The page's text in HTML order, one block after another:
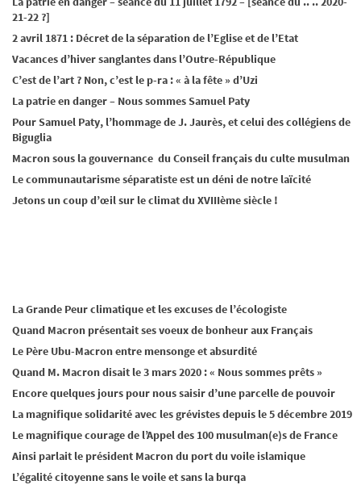
21-22 ?]
2 avril 1871 : Décret de la séparation de l’Eglise et de l’Etat
Vacances d’hiver sanglantes dans l’Outre-République
C’est de l’art ? Non, c’est le p-ra : « à la fête » d’Uzi
La patrie en danger – Nous sommes Samuel Paty
Pour Samuel Paty, l’hommage de J. Jaurès, et celui des collégiens de
Biguglia
Macron sous la gouvernance du Conseil français du culte musulman
Le communautarisme séparatiste est un déni de notre laïcité
Jetons un coup d’œil sur le climat du XVIIIème siècle !
La Grande Peur climatique et les excuses de l’écologiste
Quand Macron présentait ses voeux de bonheur aux Français
Le Père Ubu-Macron entre mensonge et absurdité
Quand M. Macron disait le 3 mars 2020 : « Nous sommes prêts »
Encore quelques jours pour nous saisir d’une parcelle de pouvoir
La magnifique solidarité avec les grévistes depuis le 5 décembre 2019
Le magnifique courage de l’Appel des 100 musulman(e)s de France
Ainsi parlait le président Macron du port du voile islamique
L’égalité citoyenne sans le voile et sans la burqa